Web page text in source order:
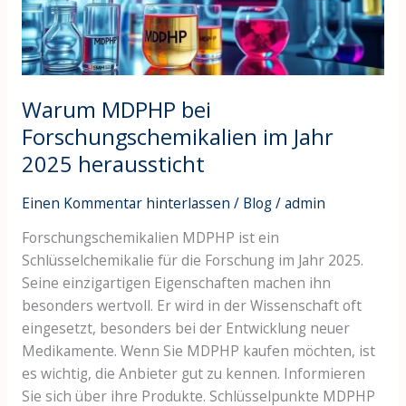
Warum MDPHP bei
Forschungschemikalien im Jahr
2025 heraussticht
Einen Kommentar hinterlassen / Blog/admin
Forschungschemikalien MDPHP ist ein
Schlüsselchemikalie für die Forschung im Jahr 2025.
Seine einzigartigen Eigenschaften machen ihn
besonders wertvoll. Er wird in der Wissenschaft oft
eingesetzt, besonders bei der Entwicklung neuer
Medikamente. Wenn Sie MDPHP kaufen möchten, ist
es wichtig, die Anbieter gut zu kennen. Informieren
Sie sich über ihre Produkte. Schlüsselpunkte MDPHP
2025
heraussticht